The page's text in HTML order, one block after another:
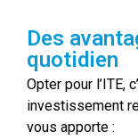
Des
quotidien
Opter pour l’ITE,
investissement
vous apporte :